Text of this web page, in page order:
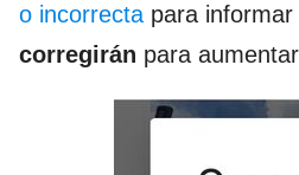
o incorrectapara informar
corregirán para